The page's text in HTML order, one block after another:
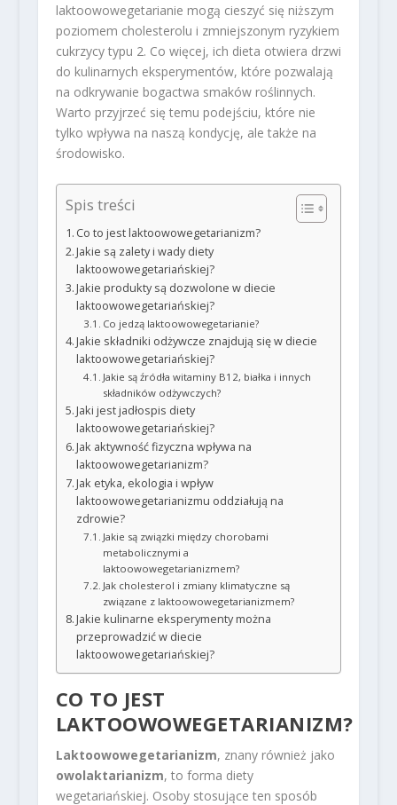
laktoowowegetarianie mogą cieszyć się niższym
poziomem cholesterolu i zmniejszonym ryzykiem
cukrzycy typu 2. Co więcej, ich dieta otwiera drzwi
do kulinarnych eksperymentów, które pozwalają
na odkrywanie bogactwa smaków roślinnych.
Warto przyjrzeć się temu podejściu, które nie
tylko wpływa na naszą kondycję, ale także na
środowisko.
Spis treści
Co to jest laktoowowegetarianizm?
Jakie są zalety i wady diety
laktoowowegetariańskiej?
Jakie produkty są dozwolone w diecie
laktoowowegetariańskiej?
Co jedzą laktoowowegetarianie?
Jakie składniki odżywcze znajdują się w diecie
laktoowowegetariańskiej?
Jakie są źródła witaminy B12, białka i innych
składników odżywczych?
Jaki jest jadłospis diety
laktoowowegetariańskiej?
Jak aktywność fizyczna wpływa na
laktoowowegetarianizm?
Jak etyka, ekologia i wpływ
laktoowowegetarianizmu oddziałują na
zdrowie?
Jakie są związki między chorobami
metabolicznymi a
laktoowowegetarianizmem?
Jak cholesterol i zmiany klimatyczne są
związane z laktoowowegetarianizmem?
Jakie kulinarne eksperymenty można
przeprowadzić w diecie
laktoowowegetariańskiej?
CO TO JEST
LAKTOOWOWEGETARIANIZM?
Laktoowowegetarianizm, znany również jako
owolaktarianizm, to forma diety
wegetariańskiej. Osoby stosujące ten sposób